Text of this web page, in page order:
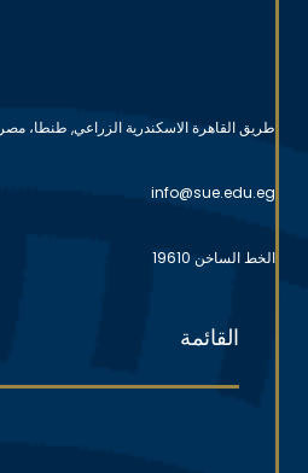
طريق القاهرة الاسكندرية الزراعي, طنطا، مصر
info@sue.edu.eg
الخط الساخن 19610
القائمة